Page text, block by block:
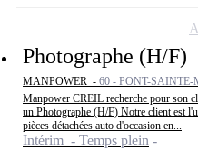
Photographe (H/F)
MANPOWER - 60 - PONT-
Manpower CREIL recherche pour son
un Photographe (H/F) Notre client est
pièces détachées auto d'occasion en...
Intérim - Temps plein